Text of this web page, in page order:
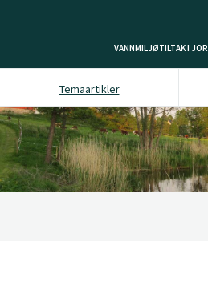
VANNMILJØTILTAK I
Temaartikler